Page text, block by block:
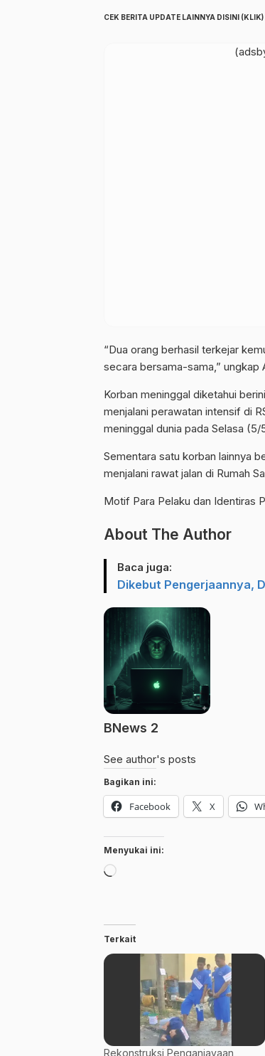
CEK BERITA UPDATE LAINNYA DISINI (KLIK)
“Dua orang berhasil terkejar
secara bersama-sama,” ungkap
Korban meninggal diketahui
menjalani perawatan intensif di
meninggal dunia pada Selasa (5/
Sementara satu korban lainnya
menjalani rawat jalan di Rumah
Motif Para Pelaku dan Identiras
About The Author
Baca juga:
Dikebut Pengerjaannya,
BNews 2
See author's posts
Bagikan ini:
Facebook X
Menyukai ini:
Memuat...
Terkait
Rekonstruksi Penganiayaan